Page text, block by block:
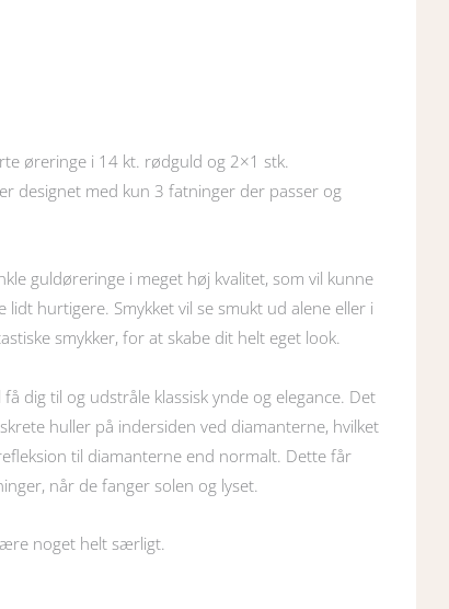
øreringe i 14 kt. rødguld og 2×1 stk.
designet med kun 3 fatninger der passer og
guldøreringe i meget høj kvalitet, som vil kunne
hurtigere. Smykket vil se smukt ud alene eller i
smykker, for at skabe dit helt eget look.
dig til og udstråle klassisk ynde og elegance. Det
huller på indersiden ved diamanterne, hvilket
til diamanterne end normalt. Dette får
når de fanger solen og lyset.
noget helt særligt.